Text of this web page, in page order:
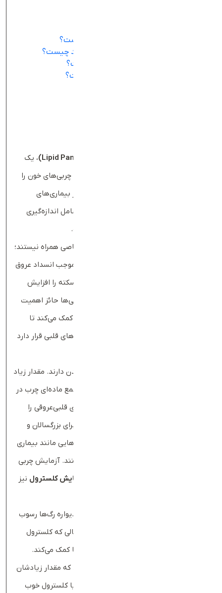
کاربرد آزمایش چربی خون یا پنل لیپید چیست؟
دلیل انجام آزمایش چربی خون یا پنل لیپید چیست؟
نحوه انجام آزمایش چربی خون چگونه است؟
آمادگی برای آزمایش چربی خون چگونه است؟
، یک
آزمایش خون رایج است که میزان لیپیدها یا چربی‌های خون را
اندازه‌گیری می‌کند و پزشکان برای ارزیابی خطر بیماری‌های
قلبی‌عروقی از آن استفاده می‌کنند. این پنل شامل اندازه‌گیری
سطح انواع کلسترول‌ خون و تری‌گلیسرید است.
بسیاری از بیماری‌های قلبی ابتدا با علامت خاصی همراه نیستند؛
اما سطح بالای چربی خون می‌تواند به تدریج موجب انسداد عروق
شده و خطر عوارض جدی مانند حمله قلبی و سکته را افزایش
دهد. به‌همین‌دلیل اندازه‌گیری منظم این چربی‌ها حائز اهمیت
به پزشکان کمک می‌کند تا
بفهمند آیا فرد در معرض ریسک بالای بیماری‌های قلبی قرار دارد
هر یک از لیپید‌ها تأثیر متفاوتی بر سلامت بدن دارند. مقدار زیاد
برخی از لیپیدها در خون می‌تواند منجر به تجمع ماده‌ای چرب در
سرخرگ‌ها و تنگی آن‌ها شده و خطر بیماری‌های قلبی‌عروقی را
افزایش دهد. پزشکان از آزمایش چربی خون برای بزرگسالان و
کودکان به‌منظور ارزیابی خطر ابتلا به بیماری‌هایی مانند بیماری
قلبی، حمله قلبی و سکته مغزی استفاده می‌کنند. آزمایش چربی
آزمایش کلسترول نیز
به‌طور مثال، کلسترول بد (LDL) می‌تواند در دیواره رگ‌ها رسوب
کند و خطر بیماری قلبی را افزایش دهد؛ در حالی که کلسترول
خوب (HDL) به پاکسازی کلسترول بد از رگ‌ها کمک می‌کند.
تری‌گلیسریدها نیز نوع دیگری از چربی‌ هستند که مقدار زیادشان
در خون (مخصوصاً همراه با کلسترول بد بالا یا کلسترول خوب